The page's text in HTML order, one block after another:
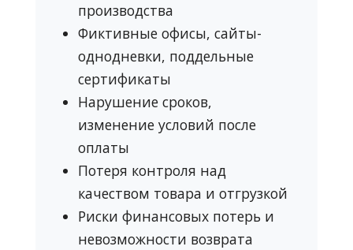
производства
Фиктивные офисы, сайты-
однодневки, поддельные
сертификаты
Нарушение сроков,
изменение условий после
оплаты
Потеря контроля над
качеством товара и отгрузкой
Риски финансовых потерь и
невозможности возврата